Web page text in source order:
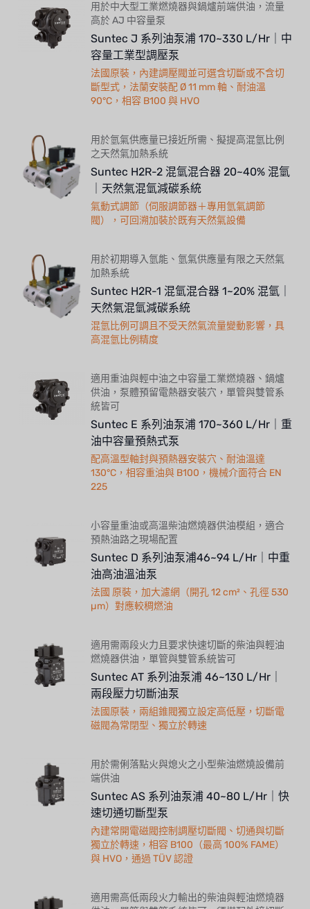
用於中大型工業燃燒器與鍋爐前端供油，流量
高於 AJ 中容量泵
Suntec J 系列油泵浦 170~330 L/Hr｜中
容量工業型調壓泵
法國原裝，內建調壓閥並可選含切斷或不含切
斷型式，法蘭安裝配 Ø 11 mm 軸、耐油溫
90°C，相容 B100 與 HVO
用於氫氣供應量已接近所需、擬提高混氫比例
之天然氣加熱系統
Suntec H2R-2 混氫混合器 20~40% 混氫
｜天然氣混氫減碳系統
氣動式調節（伺服調節器＋專用氫氣調節
閥），可回溯加裝於既有天然氣設備
用於初期導入氫能、氫氣供應量有限之天然氣
加熱系統
Suntec H2R-1 混氫混合器 1~20% 混氫｜
天然氣混氫減碳系統
混氫比例可調且不受天然氣流量變動影響，具
高混氫比例精度
適用重油與輕中油之中容量工業燃燒器、鍋爐
供油，泵體預留電熱器安裝穴，單管與雙管系
統皆可
Suntec E 系列油泵浦 170~360 L/Hr｜重
油中容量預熱式泵
配高溫型軸封與預熱器安裝穴、耐油溫達
130°C，相容重油與 B100，機械介面符合 EN
225
小容量重油或高溫柴油燃燒器供油模組，適合
預熱油路之現場配置
Suntec D 系列油泵浦46~94 L/Hr｜中重
油高油溫油泵
法國 原裝，加大濾網（開孔 12 cm²、孔徑 530
µm）對應較稠燃油
適用需兩段火力且要求快速切斷的柴油與輕油
燃燒器供油，單管與雙管系統皆可
Suntec AT 系列油泵浦 46~130 L/Hr｜
兩段壓力切斷油泵
法國原裝，兩組錐閥獨立設定高低壓，切斷電
磁閥為常閉型、獨立於轉速
用於需俐落點火與熄火之小型柴油燃燒設備前
端供油
Suntec AS 系列油泵浦 40~80 L/Hr｜快
速切通切斷型泵
內建常開電磁閥控制調壓切斷閥、切通與切斷
獨立於轉速，相容 B100（最高 100% FAME）
與 HVO，通過 TÜV 認證
適用需高低兩段火力輸出的柴油與輕油燃燒器